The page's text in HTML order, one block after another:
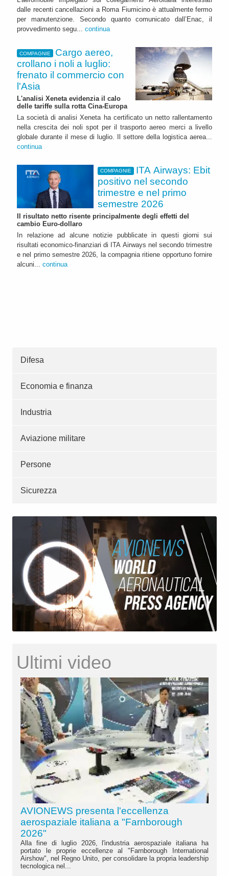
dalle recenti cancellazioni a Roma Fiumicino è attualmente fermo
per manutenzione. Secondo quanto comunicato dall’Enac, il
provvedimento segu... continua
COMPAGNIE
Cargo aereo,
crollano i noli a luglio:
frenato il commercio con
l'Asia
L'analisi Xeneta evidenzia il calo
delle tariffe sulla rotta Cina-Europa
La società di analisi Xeneta ha certificato un netto rallentamento
nella crescita dei noli spot per il trasporto aereo merci a livello
globale durante il mese di luglio. Il settore della logistica aerea...
continua
COMPAGNIE
ITA Airways: Ebit
positivo nel secondo
trimestre e nel primo
semestre 2026
Il risultato netto risente principalmente degli effetti del
cambio Euro-dollaro
In relazione ad alcune notizie pubblicate in questi giorni sui
risultati economico-finanziari di ITA Airways nel secondo trimestre
e nel primo semestre 2026, la compagnia ritiene opportuno fornire
alcuni... continua
Difesa
Economia e finanza
Industria
Aviazione militare
Persone
Sicurezza
Ultimi video
AVIONEWS presenta l'eccellenza
aerospaziale italiana a "Farnborough
2026"
Alla fine di luglio 2026, l'industria aerospaziale italiana ha
portato le proprie eccellenze al "Farnborough International
Airshow", nel Regno Unito, per consolidare la propria leadership
tecnologica nel...